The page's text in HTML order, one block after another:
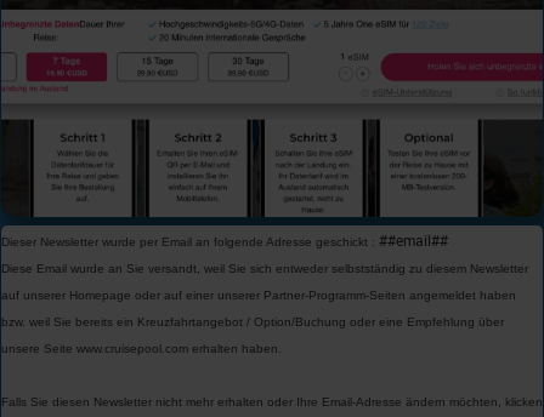
Dieser Newsletter wurde per Email an folgende Adresse geschickt : ##email##
Diese Email wurde an Sie versandt, weil Sie sich entweder selbstständig zu diesem Newsletter
auf unserer Homepage oder auf einer unserer Partner-Programm-Seiten angemeldet haben
bzw. weil Sie bereits ein Kreuzfahrtangebot / Option/Buchung oder eine Empfehlung über
unsere Seite www.cruisepool.com erhalten haben.
Falls Sie diesen Newsletter nicht mehr erhalten oder Ihre Email-Adresse ändern möchten, klicken